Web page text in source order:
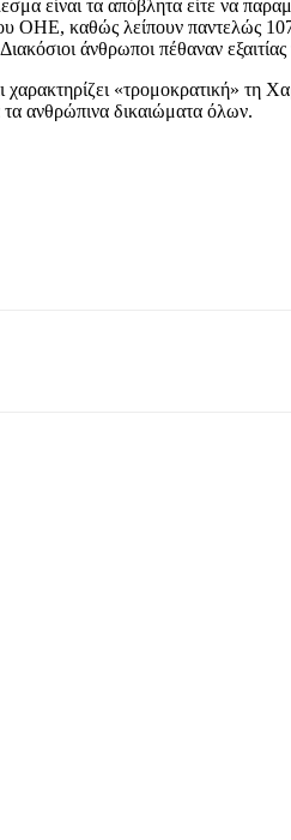
είναι τα απόβλητα είτε να
ΟΗΕ, καθώς λείπουν παντελώς
άνθρωποι πέθαναν
χαρακτηρίζει «τρομοκρατική»
ανθρώπινα δικαιώματα όλων.